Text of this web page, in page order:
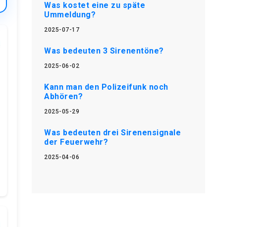
Was kostet eine zu späte
Ummeldung?
2025-07-17
Was bedeuten 3 Sirenentöne?
2025-06-02
Kann man den Polizeifunk noch
Abhören?
2025-05-29
Was bedeuten drei Sirenensignale
der Feuerwehr?
2025-04-06